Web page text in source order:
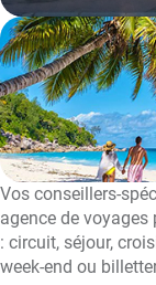
Vos conseillers-
agence de voyages
: circuit, séjour,
week-end ou